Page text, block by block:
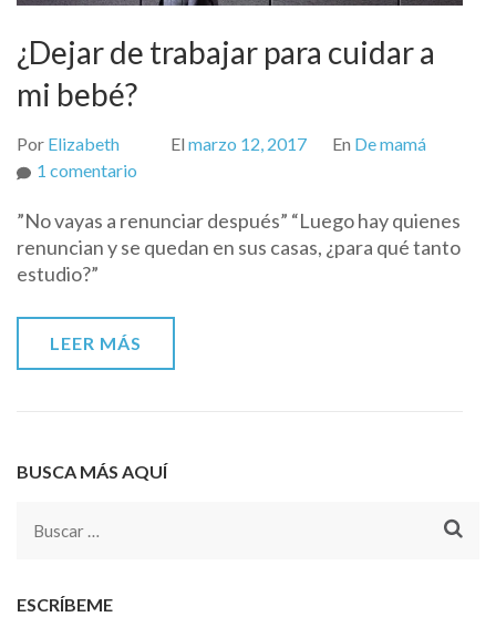
¿Dejar de trabajar para cuidar a
mi bebé?
Por Elizabeth El marzo 12, 2017 En De mamá
1 comentario
de
trabajar
mi
”No vayas a renunciar después” “Luego hay quienes
renuncian y se quedan en sus casas, ¿para qué tanto
estudio?”
LEER MÁS
BUSCA MÁS AQUÍ
Buscar:
ESCRÍBEME